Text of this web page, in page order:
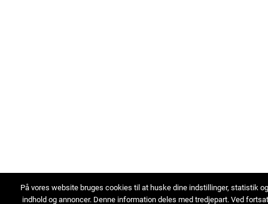
På vores website bruges cookies til at huske dine indstillinger, statistik
indhold og annoncer. Denne information deles med tredjepart. Ved